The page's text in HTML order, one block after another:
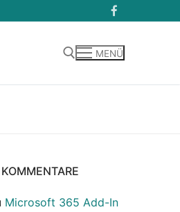
MENÜ
Microsoft 365 Add-In